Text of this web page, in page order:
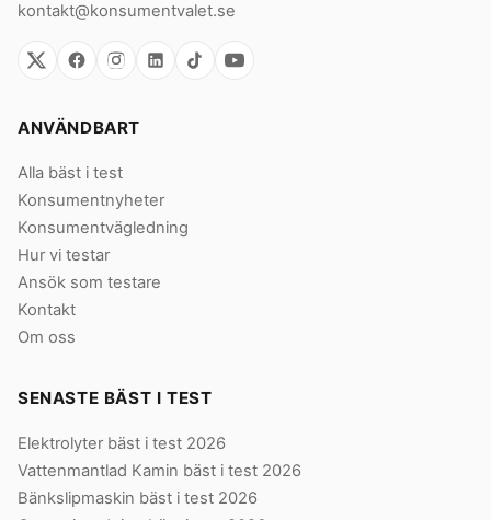
kontakt@konsumentvalet.se
ANVÄNDBART
Alla bäst i test
Konsumentnyheter
Konsumentvägledning
Hur vi testar
Ansök som testare
Kontakt
Om oss
SENASTE BÄST I TEST
Elektrolyter bäst i test 2026
Vattenmantlad Kamin bäst i test 2026
Bänkslipmaskin bäst i test 2026